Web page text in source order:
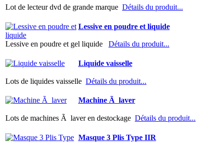
Lot de lecteur dvd de grande marque Détails du produit...
Lessive en poudre et liquide
Lessive en poudre et gel liquide Détails du produit...
Liquide vaisselle
Lots de liquides vaisselle Détails du produit...
Machine Ã laver
Lots de machines Ã laver en destockage Détails du produit...
Masque 3 Plis Type IIR